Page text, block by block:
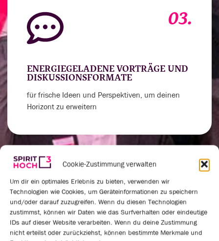
Cookie-Zustimmung verwalten
Um dir ein optimales Erlebnis zu bieten, verwenden wir
Technologien wie Cookies, um Geräteinformationen zu speichern
und/oder darauf zuzugreifen. Wenn du diesen Technologien
zustimmst, können wir Daten wie das Surfverhalten oder eindeutige
IDs auf dieser Website verarbeiten. Wenn du deine Zustimmung
nicht erteilst oder zurückziehst, können bestimmte Merkmale und
03.
ENERGIEGELADENE VORTRÄGE UND
DISKUSSIONSFORMATE
für frische Ideen und Perspektiven, um deinen
Horizont zu erweitern
04.
VERNETZUNGSRUNDEN UND
PRAXISAUSTAUSCH